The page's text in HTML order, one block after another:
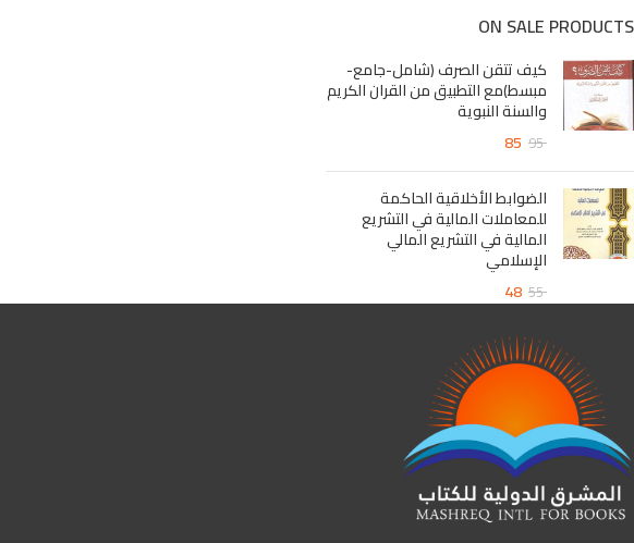
ON SALE PRODUCTS
كيف تتقن الصرف (شامل-جامع-
مبسط)مع التطبيق من القران الكريم
والسنة النبوية
95
85
الضوابط الأخلاقية الحاكمة
للمعاملات المالية في التشريع
المالية في التشريع المالي
الإسلامي
55
48